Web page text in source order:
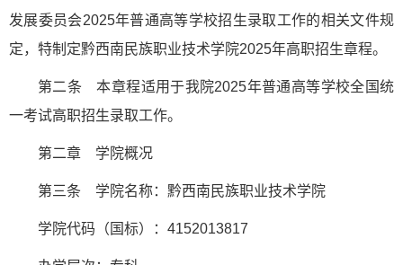
发展委员会2025年普通高等学校招生录取工作的相关文件规
定，特制定黔西南民族职业技术学院2025年高职招生章程。
第二条 本章程适用于我院2025年普通高等学校全国统
一考试高职招生录取工作。
第二章 学院概况
第三条 学院名称：黔西南民族职业技术学院
学院代码（国标）：4152013817